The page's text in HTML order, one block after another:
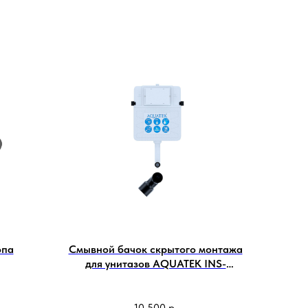
Смывной бачок скрытого монтажа
для унитазов AQUATEK INS-